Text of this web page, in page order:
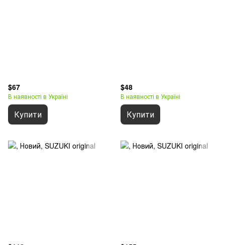
$67
В наявності в Україні
Купити
$48
В наявності в Україні
Купити